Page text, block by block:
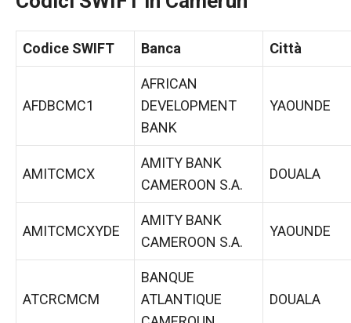
Codice SWIFT Banca Città
AFDBCMC1
AFRICAN
DEVELOPMENT
BANK
YAOUNDE
AMITCMCX
AMITY BANK
CAMEROON S.A.
DOUALA
AMITCMCXYDE
AMITY BANK
CAMEROON S.A.
YAOUNDE
ATCRCMCM
BANQUE
ATLANTIQUE
DOUALA